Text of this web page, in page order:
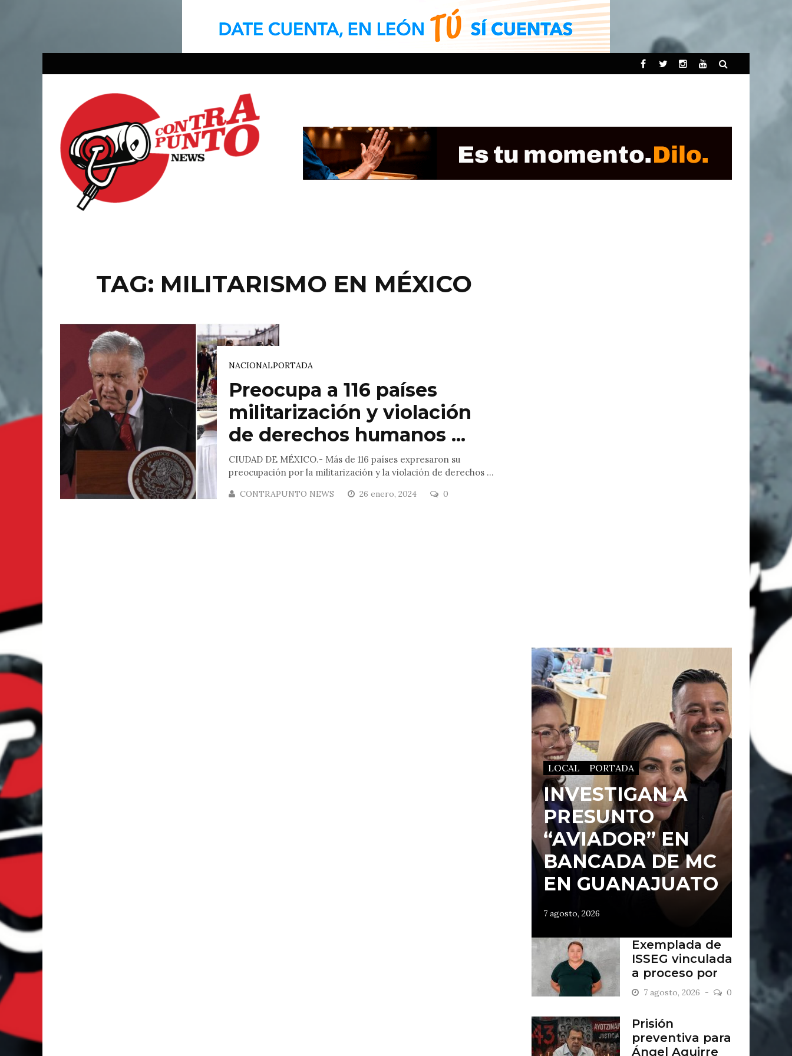
TAG: MILITARISMO EN MÉXICO
NACIONALPORTADA
Preocupa a 116 países
militarización y violación
de derechos humanos ...
CIUDAD DE MÉXICO.- Más de 116 países expresaron su
preocupación por la militarización y la violación de derechos ...
CONTRAPUNTO NEWS 26 enero, 2024 0
LOCAL PORTADA
INVESTIGAN A
PRESUNTO
“AVIADOR” EN
BANCADA DE MC
EN GUANAJUATO
7 agosto, 2026
Exemplada de
ISSEG vinculada
a proceso por
retiros indebidos
7 agosto, 2026 0
Prisión
preventiva para
Ángel Aguirre